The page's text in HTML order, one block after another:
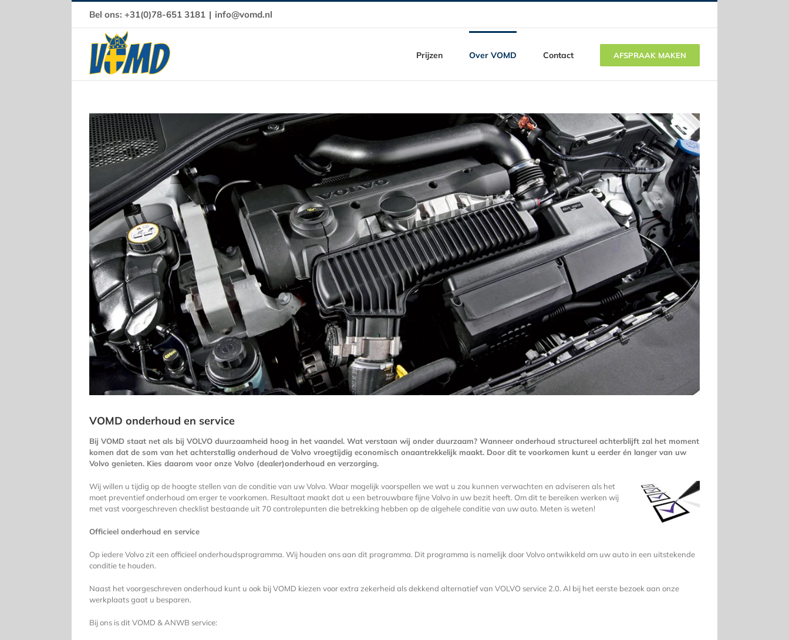
Bel ons: +31(0)78-651 3181 | info@vomd.nl
Prijzen Over VOMD Contact AFSPRAAK MAKEN
Bekijk
grotere
afbeelding
VOMD onderhoud en service
Bij VOMD staat net als bij VOLVO duurzaamheid hoog in het vaandel. Wat verstaan wij onder duurzaam? Wanneer onderhoud structureel achterblijft zal het moment
komen dat de som van het achterstallig onderhoud de Volvo vroegtijdig economisch onaantrekkelijk maakt. Door dit te voorkomen kunt u eerder én langer van uw
Volvo genieten. Kies daarom voor onze Volvo (dealer)onderhoud en verzorging.
Wij willen u tijdig op de hoogte stellen van de conditie van uw Volvo. Waar mogelijk voorspellen we wat u zou kunnen verwachten en adviseren als het
moet preventief onderhoud om erger te voorkomen. Resultaat maakt dat u een betrouwbare fijne Volvo in uw bezit heeft. Om dit te bereiken werken wij
met vast voorgeschreven checklist bestaande uit 70 controlepunten die betrekking hebben op de algehele conditie van uw auto. Meten is weten!
Officieel onderhoud en service
Op iedere Volvo zit een officieel onderhoudsprogramma. Wij houden ons aan dit programma. Dit programma is namelijk door Volvo ontwikkeld om uw auto in een uitstekende
conditie te houden.
Naast het voorgeschreven onderhoud kunt u ook bij VOMD kiezen voor extra zekerheid als dekkend alternatief van VOLVO service 2.0. Al bij het eerste bezoek aan onze
werkplaats gaat u besparen.
Bij ons is dit VOMD & ANWB service: